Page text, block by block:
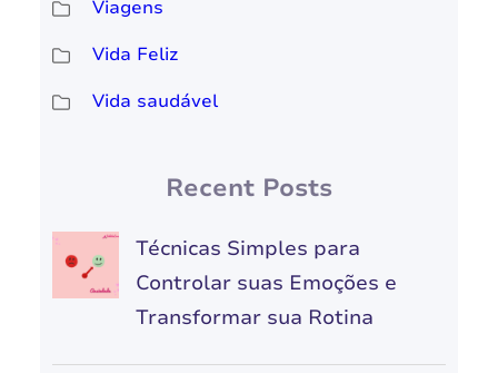
Viagens
Vida Feliz
Vida saudável
Recent Posts
Técnicas Simples para
Controlar suas Emoções e
Transformar sua Rotina